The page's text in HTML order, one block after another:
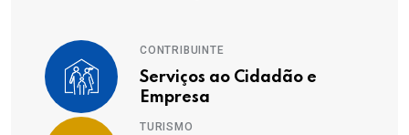
CONTRIBUINTE
Serviços ao Cidadão e
Empresa
TURISMO